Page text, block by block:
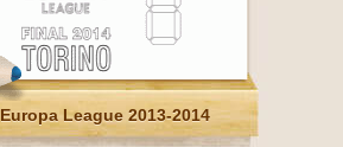
League 2013-2014